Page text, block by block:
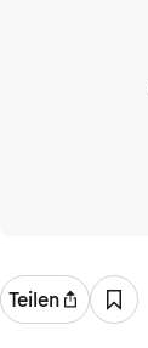
Teilen